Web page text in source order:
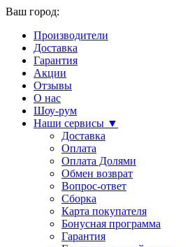
Ваш город:
Производители
Доставка
Гарантия
Акции
Отзывы
О нас
Шоу-рум
Наши сервисы ▼
Доставка
Оплата
Оплата Долями
Обмен возврат
Вопрос-ответ
Сборка
Карта покупателя
Бонусная программа
Гарантия